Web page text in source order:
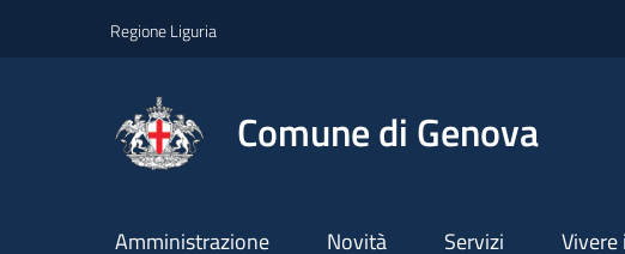
Regione Liguria
Comune di Genova
Principale
Amministrazione Novità Servizi Vivere